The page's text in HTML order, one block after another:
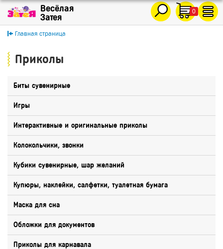
0
Главная страница
Приколы
Биты сувенирные
Игры
Интерактивные и оригинальные приколы
Колокольчики, звонки
Кубики сувенирные, шар желаний
Купюры, наклейки, салфетки, туалетная бумага
Маска для сна
Обложки для документов
Приколы для карнавала